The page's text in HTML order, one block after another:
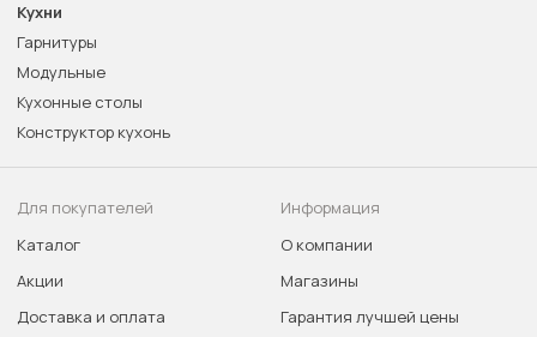
Кухни
Гарнитуры
Модульные
Кухонные столы
Конструктор кухонь
Для покупателей
Каталог
Акции
Доставка и оплата
Информация
О компании
Магазины
Гарантия лучшей цены